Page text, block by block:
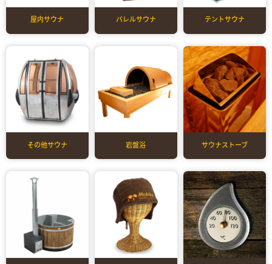
屋内サウナ バレルサウナ テントサウナ
その他サウナ 岩盤浴 サウナストーブ